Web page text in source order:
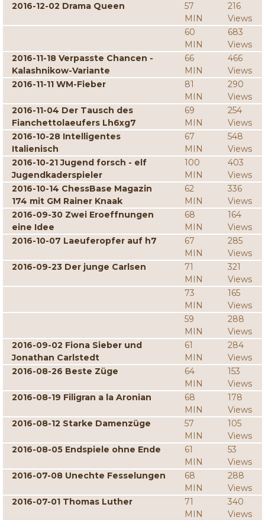
2016-12-02 Drama Queen
57
MIN
216
Views
60
MIN
683
Views
2016-11-18 Verpasste Chancen -
Kalashnikow-Variante
66
MIN
466
Views
2016-11-11 WM-Fieber
81
MIN
290
Views
2016-11-04 Der Tausch des
Fianchettolaeufers Lh6xg7
69
MIN
254
Views
2016-10-28 Intelligentes
Italienisch
67
MIN
548
Views
2016-10-21 Jugend forsch - elf
Jugendkaderspieler
100
MIN
403
Views
2016-10-14 ChessBase Magazin
174 mit GM Rainer Knaak
62
MIN
336
Views
2016-09-30 Zwei Eroeffnungen
eine Idee
68
MIN
164
Views
2016-10-07 Laeuferopfer auf h7
67
MIN
285
Views
2016-09-23 Der junge Carlsen
71
MIN
321
Views
73
MIN
165
Views
59
MIN
288
Views
2016-09-02 Fiona Sieber und
Jonathan Carlstedt
61
MIN
284
Views
2016-08-26 Beste Züge
64
MIN
153
Views
2016-08-19 Filigran a la Aronian
68
MIN
178
Views
2016-08-12 Starke Damenzüge
57
MIN
105
Views
2016-08-05 Endspiele ohne Ende
61
MIN
53
Views
2016-07-08 Unechte Fesselungen
68
MIN
288
Views
2016-07-01 Thomas Luther
71
MIN
340
Views